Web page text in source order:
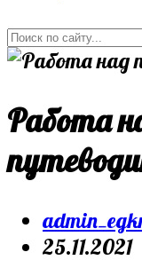
Работа
Post
author:
Запись
25.11.2021